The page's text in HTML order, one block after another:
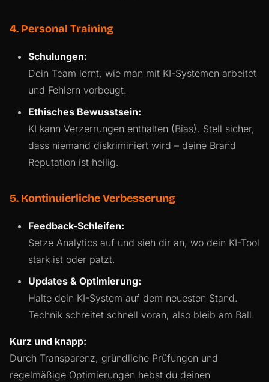
4. Personal Training
Schulungen:
Dein Team lernt, wie man mit KI-Systemen arbeitet
und Fehlern vorbeugt.
Ethisches Bewusstsein:
KI kann Verzerrungen enthalten (Bias). Stell sicher,
dass niemand diskriminiert wird – deine Brand
Reputation ist heilig.
5. Kontinuierliche Verbesserung
Feedback-Schleifen:
Setze Analytics auf und sieh dir an, wo dein KI-Tool
stark ist oder patzt.
Updates & Optimierung:
Halte dein KI-System auf dem neuesten Stand.
Technik schreitet schnell voran, also bleib am Ball.
Kurz und knapp:
Durch Transparenz, gründliche Prüfungen und
regelmäßige Optimierungen hebst du deinen